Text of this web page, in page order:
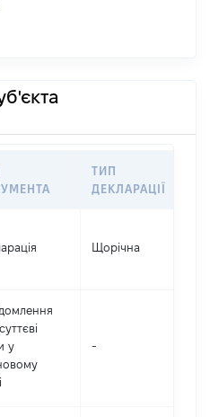
ТИП
ДЕКЛАРАЦІЇ
Щорічна
y
-